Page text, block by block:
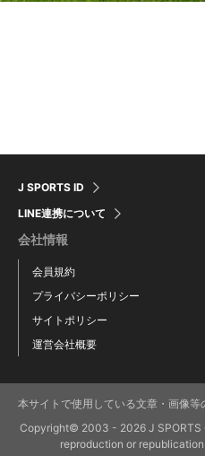
J SPORTS ID
LINE連携について
会社情報
会員規約
プライバシーポリシー
サイトポリシー
運営会社概要
本サイトで使用している文章・画像等
Copyright© 2003 - 2026 J SPORTS
reproduction or